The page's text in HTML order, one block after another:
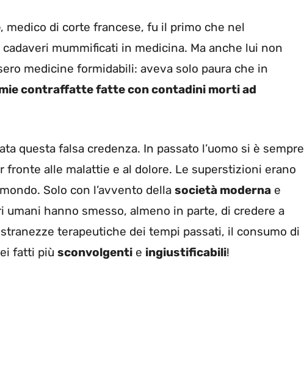
, medico di corte francese, fu il primo che nel
mummificati in medicina. Ma anche lui non
medicine formidabili: aveva solo paura che in
contraffatte fatte con contadini morti ad
questa falsa credenza. In passato l’uomo si è sempre
fronte alle malattie e al dolore. Le superstizioni erano
Solo con l’avvento della società moderna e
hanno smesso, almeno in parte, di credere a
terapeutiche dei tempi passati, il consumo di
fatti più sconvolgenti e ingiustificabili!